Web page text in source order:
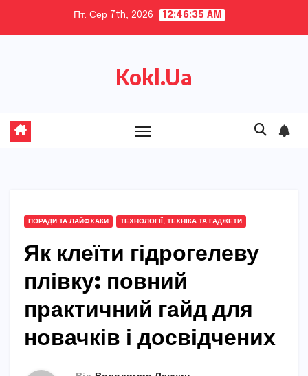
Пт. Сер 7th, 2026 12:46:36 AM
Kokl.Ua
ПОРАДИ ТА ЛАЙФХАКИ ТЕХНОЛОГІЇ, ТЕХНІКА ТА ГАДЖЕТИ
Як клеїти гідрогелеву
плівку: повний
практичний гайд для
новачків і досвідчених